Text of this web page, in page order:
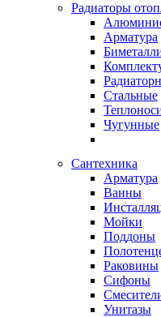
Радиаторы
Арматура
Стальные
Чугунные
Сантехника
Арматура
Ванны
Мойки
Поддоны
Раковины
Сифоны
Унитазы